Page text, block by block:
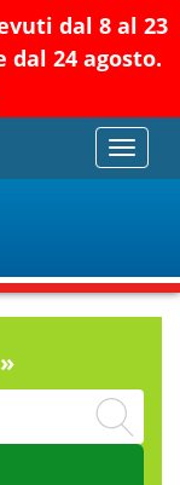
dal 8 al 23
24 agosto.
Toggle